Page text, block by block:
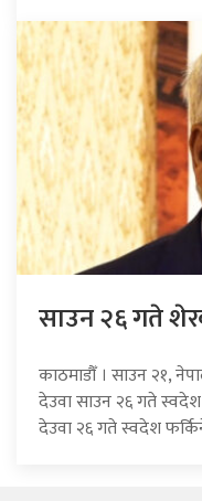
साउन २६ गते
काठमाडौँ । साउन २१,
देउवा साउन २६ गते
देउवा २६ गते स्वदेश